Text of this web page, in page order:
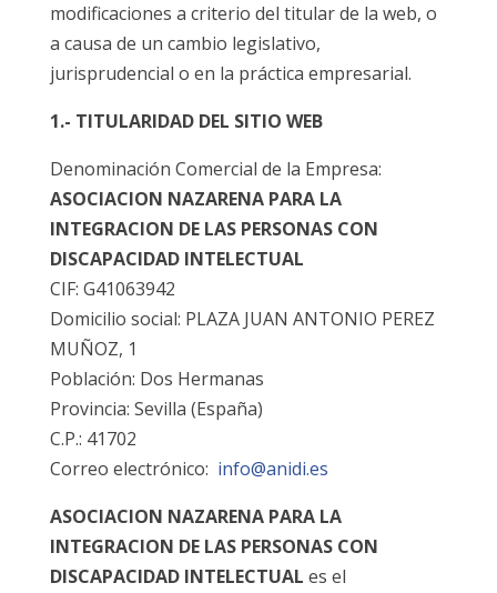
modificaciones a criterio del titular de la web, o
a causa de un cambio legislativo,
jurisprudencial o en la práctica empresarial.
1.- TITULARIDAD DEL SITIO WEB
Denominación Comercial de la Empresa:
ASOCIACION NAZARENA PARA LA
INTEGRACION DE LAS PERSONAS CON
DISCAPACIDAD INTELECTUAL
CIF: G41063942
Domicilio social: PLAZA JUAN ANTONIO PEREZ
MUÑOZ, 1
Población: Dos Hermanas
Provincia: Sevilla (España)
C.P.: 41702
Correo electrónico: info@anidi.es
ASOCIACION NAZARENA PARA LA
INTEGRACION DE LAS PERSONAS CON
DISCAPACIDAD INTELECTUAL es el